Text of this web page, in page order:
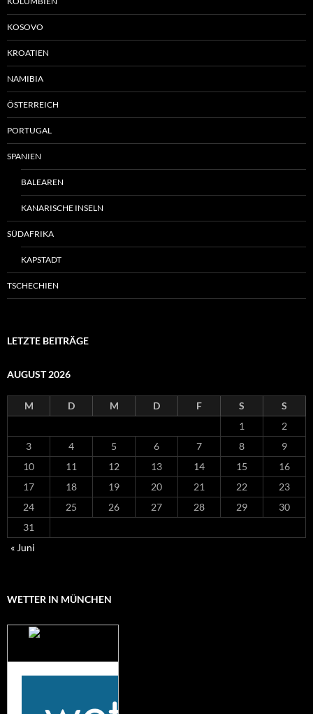
KOSOVO
KROATIEN
NAMIBIA
ÖSTERREICH
PORTUGAL
SPANIEN
BALEAREN
KANARISCHE INSELN
SÜDAFRIKA
KAPSTADT
TSCHECHIEN
LETZTE BEITRÄGE
AUGUST 2026
M D M D F S
S
1
2
3
4 5 6 7 8
9
10
11 12 13 14 15
16
17
18 19 20 21 22
23
24
25 26 27 28 29
30
31
« Juni
WETTER IN MÜNCHEN